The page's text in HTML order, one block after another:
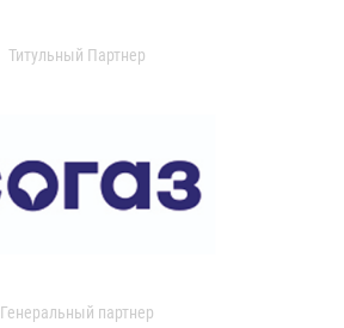
Титульный Партнер
Генеральный партнер